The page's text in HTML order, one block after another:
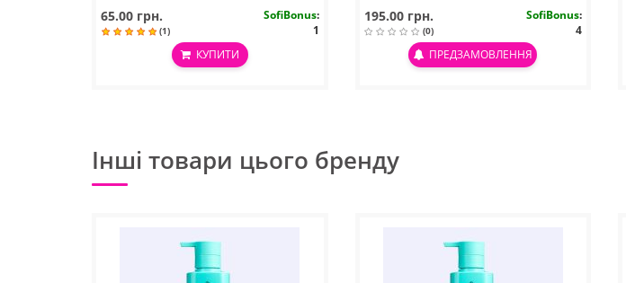
65.00 грн.
(1)
SofiBonus:
1
КУПИТИ
195.00 грн.
(0)
SofiBonus:
4
ПРЕДЗАМОВЛЕННЯ
Інші товари цього бренду